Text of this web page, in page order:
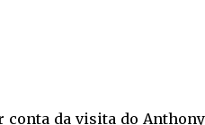
conta da visita do